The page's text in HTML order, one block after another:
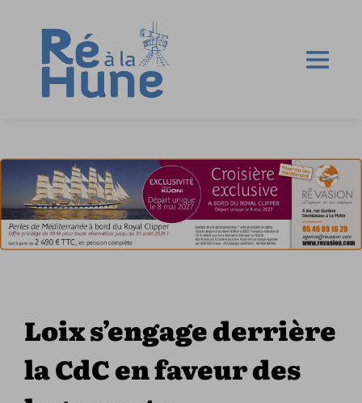
Loix s’engage derrière
la CdC en faveur des